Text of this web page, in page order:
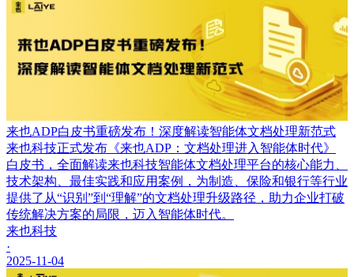
来也ADP白皮书重磅发布！深度解读智能体文档处理新范式
来也科技正式发布《来也ADP：文档处理进入智能体时代》
白皮书，全面解读来也科技智能体文档处理平台的核心能力、
技术架构、最佳实践和应用案例，为制造、保险和银行等行业
提供了从“识别”到“理解”的文档处理升级路径，助力企业打破
传统解决方案的局限，迈入智能体时代。
来也科技
·
2025-11-04